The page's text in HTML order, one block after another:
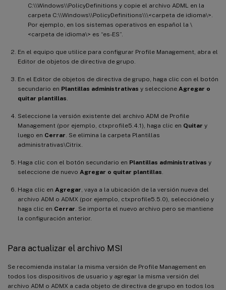
C:\\Windows\\PolicyDefinitions y copie el archivo ADML en la
carpeta C:\\Windows\\PolicyDefinitions\\\<carpeta de idioma\>.
Por ejemplo, en los sistemas operativos en español la \
<carpeta de idioma\> es “es-ES”.
En el equipo que utilice para configurar Profile Management, abra el
Editor de objetos de directiva de grupo.
En el Editor de objetos de directiva de grupo, haga clic con el botón
secundario en Plantillas administrativas y seleccione Agregar o
quitar plantillas
Seleccione la versión existente del archivo ADM de Profile
Management (por ejemplo, ctxprofile5.4.1), haga clic en Quitar y
luego en Cerrar . Se elimina la carpeta Plantillas
administrativas\Citrix.
Haga clic con el botón secundario en Plantillas administrativas y
seleccione de nuevo Agregar o quitar plantillas
Haga clic en Agregar , vaya a la ubicación de la versión nueva del
archivo ADM o ADMX (por ejemplo, ctxprofile5.5.0), selecciónelo y
haga clic en Cerrar . Se importa el nuevo archivo pero se mantiene
la configuración anterior.
Para actualizar el archivo MSI
Se recomienda instalar la misma versión de Profile Management en
todos los dispositivos de usuario y agregar la misma versión del
archivo ADM o ADMX a cada objeto de directiva de grupo en todos los